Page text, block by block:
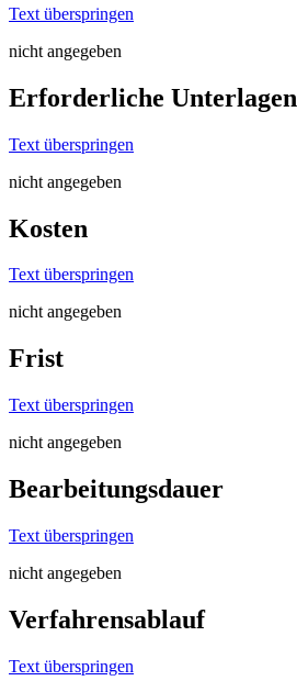
Text überspringen
nicht angegeben
Erforderliche Unterlagen
Text überspringen
nicht angegeben
Kosten
Text überspringen
nicht angegeben
Frist
Text überspringen
nicht angegeben
Bearbeitungsdauer
Text überspringen
nicht angegeben
Verfahrensablauf
Text überspringen